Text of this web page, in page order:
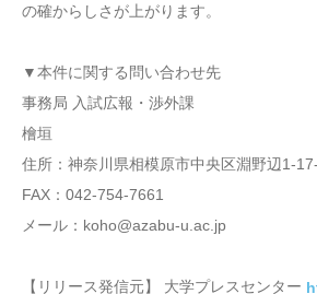
の確からしさが上がります。
▼本件に関する問い合わせ先
事務局 入試広報・渉外課
檜垣
住所：神奈川県相模原市中央区淵野辺1-
FAX：042-754-7661
メール：koho@azabu-u.ac.jp
【リリース発信元】 大学プレスセンター